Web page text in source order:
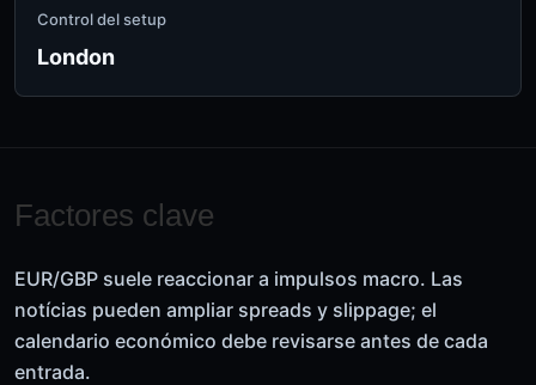
Control del setup
London
Factores clave
EUR/GBP suele reaccionar a impulsos macro. Las
notícias pueden ampliar spreads y slippage; el
calendario económico debe revisarse antes de cada
entrada.